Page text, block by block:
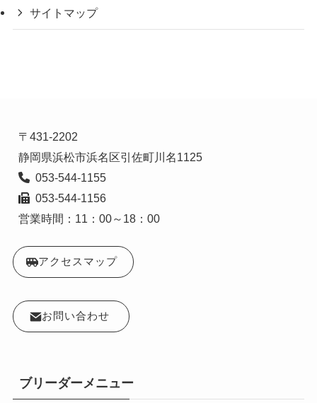
サイトマップ
〒431-2202
静岡県浜松市浜名区引佐町川名1125
  053-544-1155
  053-544-1156
営業時間：11：00～18：00
アクセスマップ
お問い合わせ
ブリーダーメニュー